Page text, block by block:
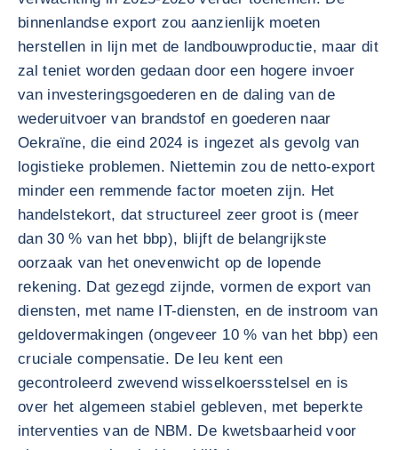
binnenlandse export zou aanzienlijk moeten
herstellen in lijn met de landbouwproductie, maar dit
zal teniet worden gedaan door een hogere invoer
van investeringsgoederen en de daling van de
wederuitvoer van brandstof en goederen naar
Oekraïne, die eind 2024 is ingezet als gevolg van
logistieke problemen. Niettemin zou de netto-export
minder een remmende factor moeten zijn. Het
handelstekort, dat structureel zeer groot is (meer
dan 30 % van het bbp), blijft de belangrijkste
oorzaak van het onevenwicht op de lopende
rekening. Dat gezegd zijnde, vormen de export van
diensten, met name IT-diensten, en de instroom van
geldovermakingen (ongeveer 10 % van het bbp) een
cruciale compensatie. De leu kent een
gecontroleerd zwevend wisselkoersstelsel en is
over het algemeen stabiel gebleven, met beperkte
interventies van de NBM. De kwetsbaarheid voor